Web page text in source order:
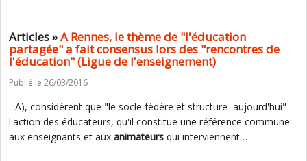
Articles »A Rennes, le thème de "l'éducation
partagée" a fait consensus lors des "rencontres de
l'éducation" (Ligue de l'enseignement)
Publié le 26/03/2016
...A), considèrent que "le socle fédère et structure aujourd'hui"
l'action des éducateurs, qu'il constitue une référence commune
aux enseignants et aux animateurs qui interviennent…